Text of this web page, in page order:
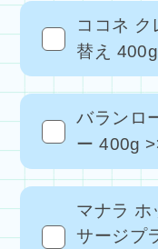
ココネ
替え
バランロ
ー 400g
マナラ ホ
サージプ